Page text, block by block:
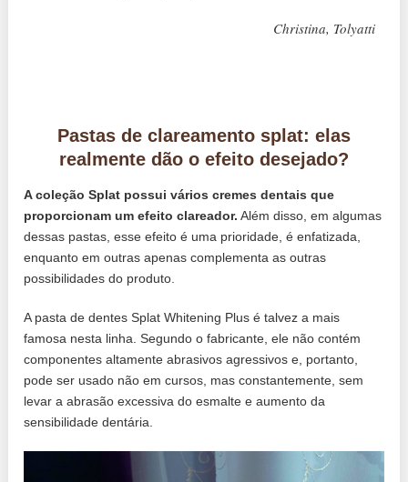
Christina, Tolyatti
Pastas de clareamento splat: elas
realmente dão o efeito desejado?
A coleção Splat possui vários cremes dentais que
proporcionam um efeito clareador. Além disso, em algumas
dessas pastas, esse efeito é uma prioridade, é enfatizada,
enquanto em outras apenas complementa as outras
possibilidades do produto.
A pasta de dentes Splat Whitening Plus é talvez a mais
famosa nesta linha. Segundo o fabricante, ele não contém
componentes altamente abrasivos agressivos e, portanto,
pode ser usado não em cursos, mas constantemente, sem
levar a abrasão excessiva do esmalte e aumento da
sensibilidade dentária.